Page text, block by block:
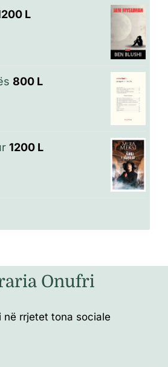
L
800 L
1200 L
Onufri
në rrjetet tona sociale